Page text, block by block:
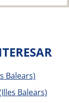
Balears)
Balears)